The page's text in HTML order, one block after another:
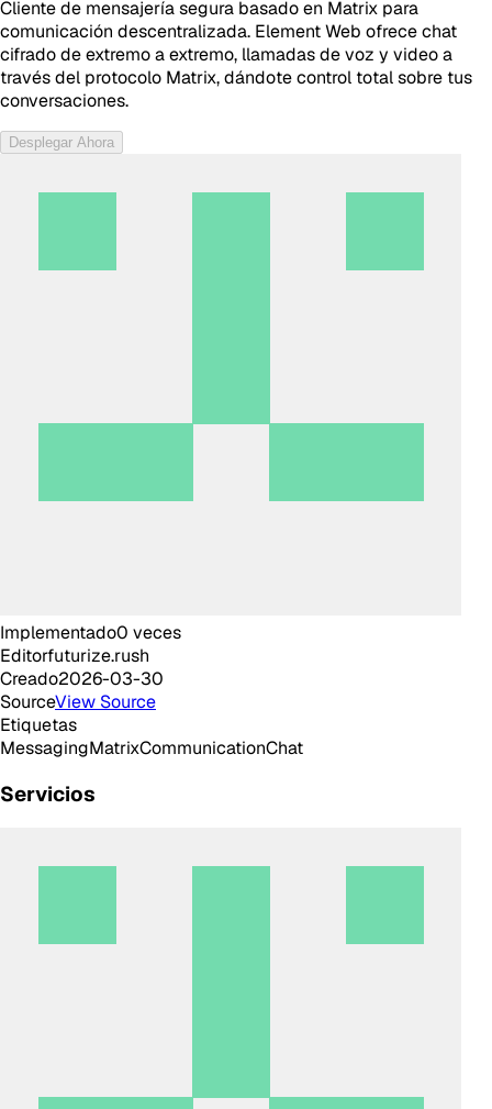
Cliente de mensajería segura basado en Matrix para
comunicación descentralizada. Element Web ofrece chat
cifrado de extremo a extremo, llamadas de voz y video a
través del protocolo Matrix, dándote control total sobre tus
conversaciones.
Desplegar Ahora
Implementado0 veces
Editorfuturize.rush
Creado2026-03-30
SourceView Source
Etiquetas
MessagingMatrixCommunicationChat
Servicios